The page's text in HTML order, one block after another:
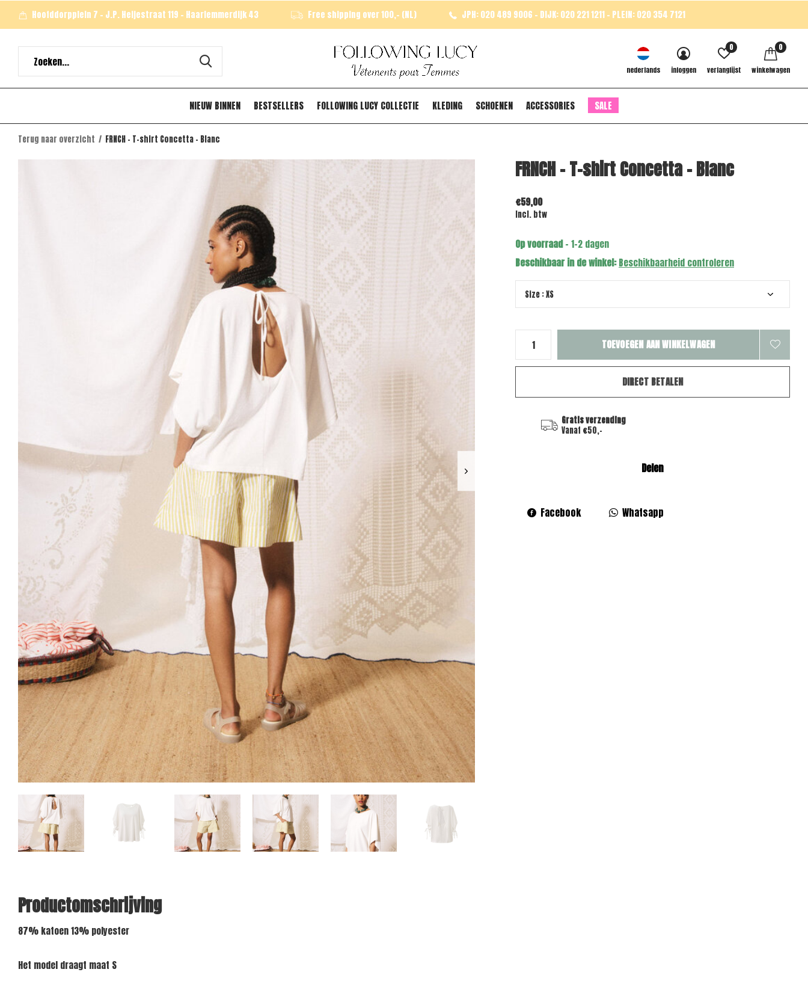
NIEUW BINNEN BESTSELLERS FOLLOWING LUCY COLLECTIE KLEDING SCHOENEN ACCESSORIES SALE
nederlands inloggen verlanglijst
0
winkelwagen
0
Hoofddorpplein 7 - J.P. Heijestraat 119 - Haarlemmerdijk 43 Free shipping over 100,- (NL) JPH: 020 489 9006 - DIJK: 020 221 1211 - PLEIN: 020 354 7121
Terug naar overzicht FRNCH - T-shirt Concetta - Blanc
FRNCH - T-shirt Concetta - Blanc
€59,00
Incl. btw
Op voorraad- 1-2 dagen
Beschikbaar in de winkel:Beschikbaarheid controleren
TOEVOEGEN AAN WINKELWAGEN
DIRECT BETALEN
Gratis verzending
Vanaf €50,-
Delen
Facebook Whatsapp
Productomschrijving
87% katoen 13% polyester
Het model draagt ​​maat S